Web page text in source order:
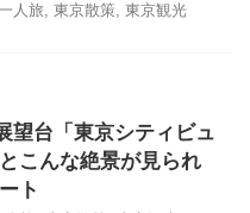
人旅, 東京散策, 東京観光
望台「東京シティビュ
こんな絶景が見られ
ト